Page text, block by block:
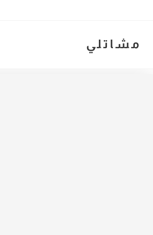
مشاتلي